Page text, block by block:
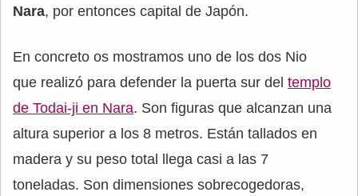
Nara, por entonces capital de Japón.
En concreto os mostramos uno de los dos Nio
que realizó para defender la puerta sur del templo
de Todai-ji en Nara. Son figuras que alcanzan una
altura superior a los 8 metros. Están tallados en
madera y su peso total llega casi a las 7
toneladas. Son dimensiones sobrecogedoras,